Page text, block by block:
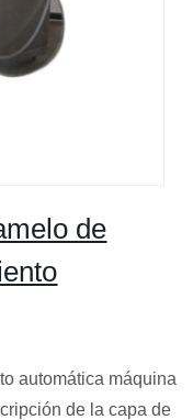
de
automática máquina
de la capa de